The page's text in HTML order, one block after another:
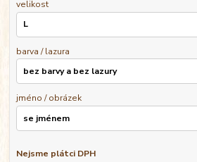
velikost
barva / lazura
jméno / obrázek
Nejsme plátci DPH